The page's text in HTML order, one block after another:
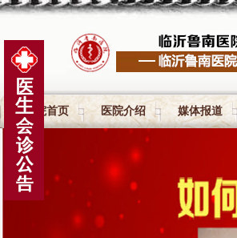
医院首页 医院介绍 媒体报道